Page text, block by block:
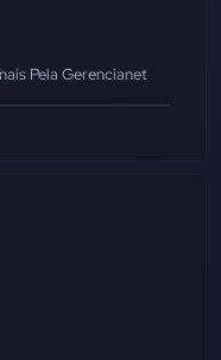
Pela Gerencianet